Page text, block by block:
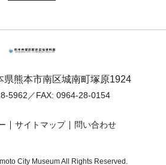
県熊本市南区城南町塚原1924
5962 ／FAX: 0964-28-0154
サイトマップ 問い合わせ
City Museum All Rights Reserved.